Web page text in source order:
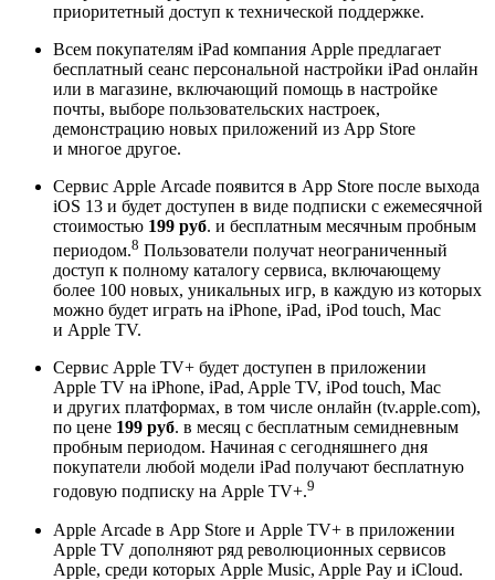
приоритетный доступ к технической поддержке.
Всем покупателям iPad компания Apple предлагает
бесплатный сеанс персональной настройки iPad онлайн
или в магазине, включающий помощь в настройке
почты, выборе пользовательских настроек,
демонстрацию новых приложений из App Store
и многое другое.
Сервис Apple Arcade появится в App Store после выхода
iOS 13 и будет доступен в виде подписки с ежемесячной
стоимостью 199 руб. и бесплатным месячным пробным
периодом.8 Пользователи получат неограниченный
доступ к полному каталогу сервиса, включающему
более 100 новых, уникальных игр, в каждую из которых
можно будет играть на iPhone, iPad, iPod touch, Mac
и Apple TV.
Сервис Apple TV+ будет доступен в приложении
Apple TV на iPhone, iPad, Apple TV, iPod touch, Mac
и других платформах, в том числе онлайн (tv.apple.com),
по цене 199 руб. в месяц с бесплатным семидневным
пробным периодом. Начиная с сегодняшнего дня
покупатели любой модели iPad получают бесплатную
годовую подписку на Apple TV+.9
Apple Arcade в App Store и Apple TV+ в приложении
Apple TV дополняют ряд революционных сервисов
Apple, среди которых Apple Music, Apple Pay и iCloud.